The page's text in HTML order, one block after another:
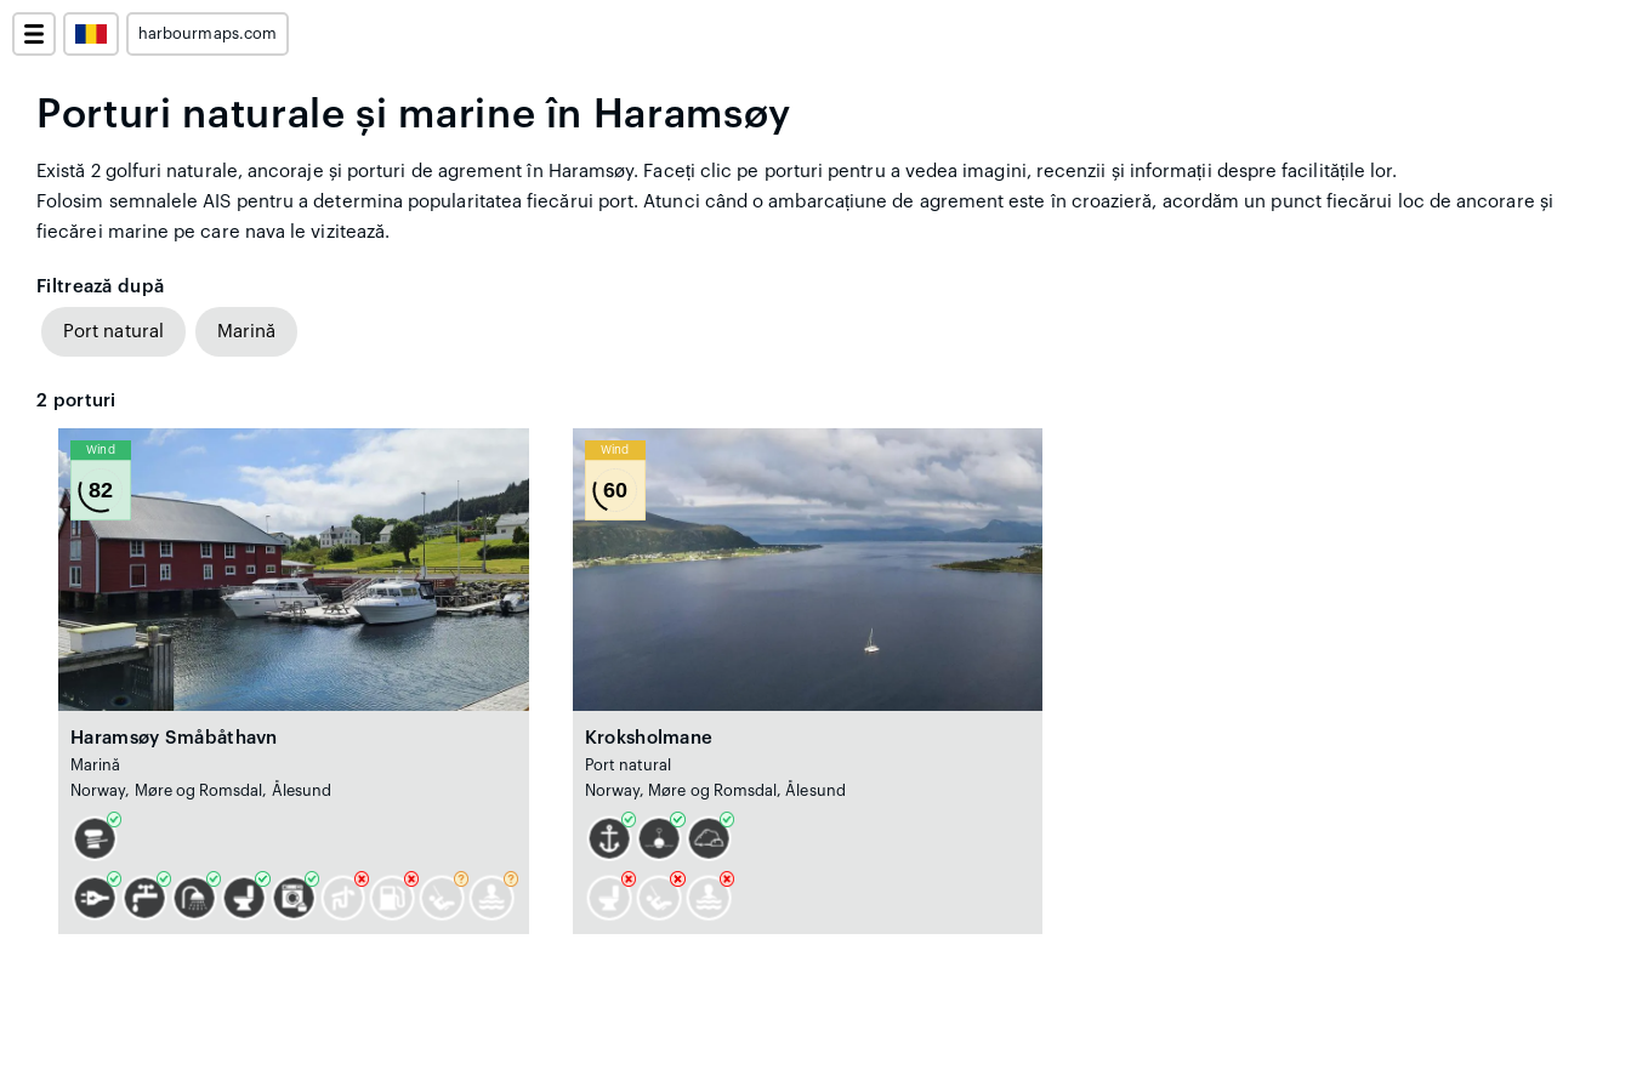
harbourmaps.com
Porturi naturale și marine în Haramsøy
Există 2 golfuri naturale, ancoraje și porturi de agrement în Haramsøy. Faceți clic pe porturi pentru a vedea imagini, recenzii și informații despre facilitățile lor.
Folosim semnalele AIS pentru a determina popularitatea fiecărui port. Atunci când o ambarcațiune de agrement este în croazieră, acordăm un punct fiecărui loc de ancorare și
fiecărei marine pe care nava le vizitează.
Filtrează după
Port natural Marină
2 porturi
Wind
82
Haramsøy Småbåthavn
Marină
Norway, Møre og Romsdal, Ålesund
Wind
60
Kroksholmane
Port natural
Norway, Møre og Romsdal, Ålesund